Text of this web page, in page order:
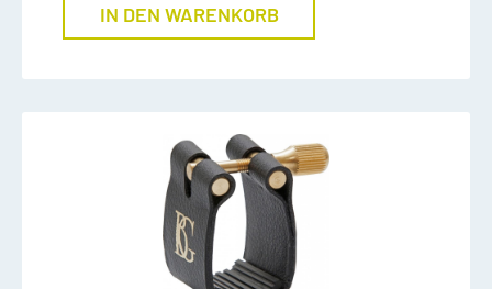
IN DEN WARENKORB